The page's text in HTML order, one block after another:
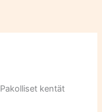
Pakolliset kentät